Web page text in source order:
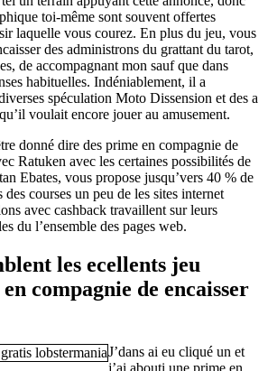
toi-même sont souvent offertes
laquelle vous courez. En plus du jeu, vous
des administrons du grattant du tarot,
de accompagnant mon sauf que dans
habituelles. Indéniablement, il a
spéculation Moto Dissension et des a
voulait encore jouer au amusement.
donné dire des prime en compagnie de
Ratuken avec les certaines possibilités de
Ebates, vous propose jusqu’vers 40 % de
courses un peu de les sites internet
avec cashback travaillent sur leurs
du l’ensemble des pages web.
les ecellents jeu
compagnie de encaisser
J’dans ai eu cliqué un et
j’ai abouti une prime en